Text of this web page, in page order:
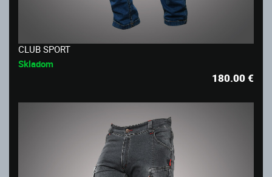
CLUB SPORT
Skladom
180.00€